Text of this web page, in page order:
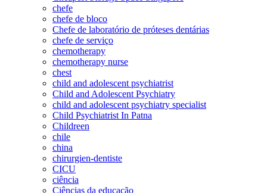
chefe
chefe de bloco
Chefe de laboratório de próteses dentárias
chefe de serviço
chemotherapy
chemotherapy nurse
chest
child and adolescent psychiatrist
Child and Adolescent Psychiatry
child and adolescent psychiatry specialist
Child Psychiatrist In Patna
Childreen
chile
china
chirurgien-dentiste
CICU
ciência
Ciências da educação